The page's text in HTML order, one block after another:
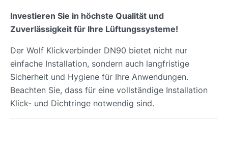
Investieren Sie in höchste Qualität und
Zuverlässigkeit für Ihre Lüftungssysteme!
Der Wolf Klickverbinder DN90 bietet nicht nur
einfache Installation, sondern auch langfristige
Sicherheit und Hygiene für Ihre Anwendungen.
Beachten Sie, dass für eine vollständige Installation
Klick- und Dichtringe notwendig sind.